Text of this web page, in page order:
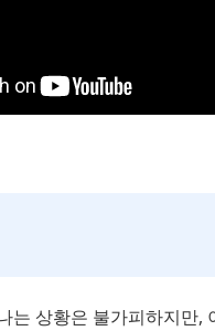
는 상황은 불가피하지만,